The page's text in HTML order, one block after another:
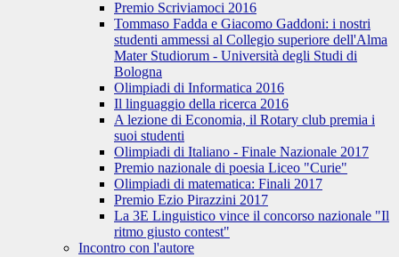
Premio Scriviamoci 2016
Tommaso Fadda e Giacomo Gaddoni: i nostri
studenti ammessi al Collegio superiore dell'Alma
Mater Studiorum - Università degli Studi di
Bologna
Olimpiadi di Informatica 2016
Il linguaggio della ricerca 2016
A lezione di Economia, il Rotary club premia i
suoi studenti
Olimpiadi di Italiano - Finale Nazionale 2017
Premio nazionale di poesia Liceo "Curie"
Olimpiadi di matematica: Finali 2017
Premio Ezio Pirazzini 2017
La 3E Linguistico vince il concorso nazionale "Il
ritmo giusto contest"
Incontro con l'autore